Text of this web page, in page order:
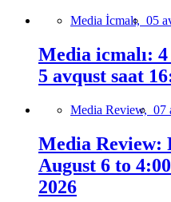
Media İcmalı, 05
Media icmalı:
5 avqust saat
Media Review, 07
Media Review:
August 6 to
2026